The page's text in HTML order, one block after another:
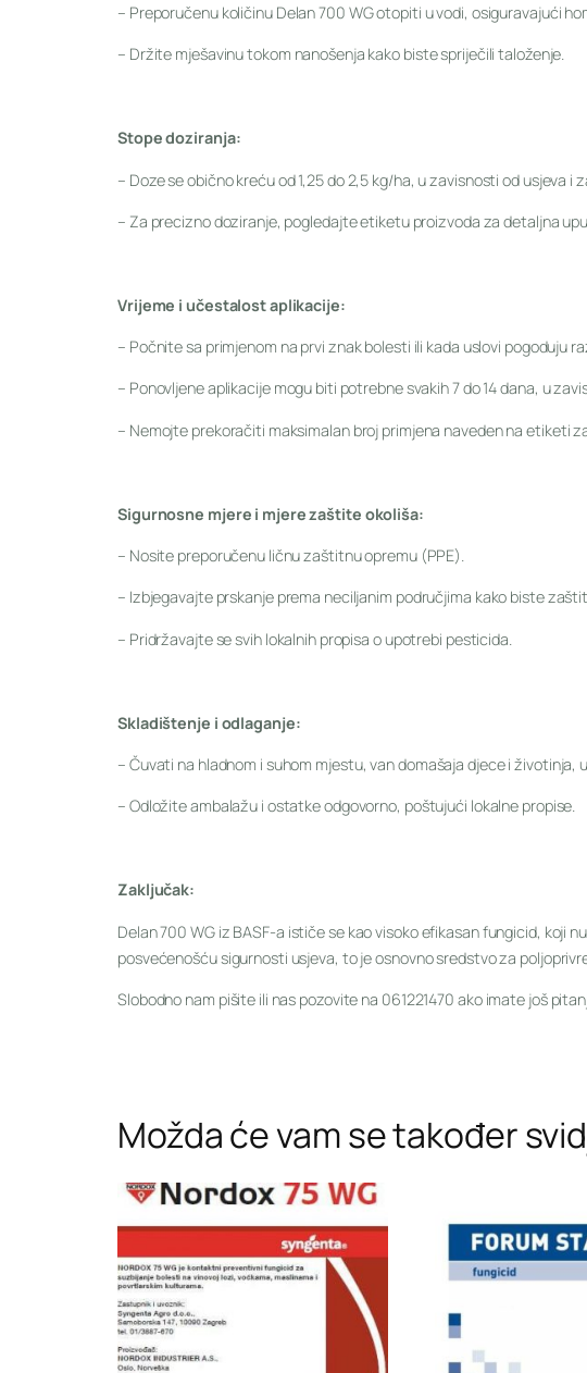
– Preporučenu količinu Delan 700 WG otopiti u vodi, osiguravajući
– Držite mješavinu tokom nanošenja kako biste spriječili taloženje.
Stope doziranja:
– Doze se obično kreću od 1,25 do 2,5 kg/ha, u zavisnosti od usjeva i
– Za precizno doziranje, pogledajte etiketu proizvoda za detaljna
Vrijeme i učestalost aplikacije:
– Počnite sa primjenom na prvi znak bolesti ili kada uslovi pogoduju
– Ponovljene aplikacije mogu biti potrebne svakih 7 do 14 dana, u
– Nemojte prekoračiti maksimalan broj primjena naveden na etiketi
Sigurnosne mjere i mjere zaštite okoliša:
– Nosite preporučenu ličnu zaštitnu opremu (PPE).
– Izbjegavajte prskanje prema neciljanim područjima kako biste
– Pridržavajte se svih lokalnih propisa o upotrebi pesticida.
Skladištenje i odlaganje:
– Čuvati na hladnom i suhom mjestu, van domašaja djece i životinja,
– Odložite ambalažu i ostatke odgovorno, poštujući lokalne propise.
Zaključak:
Delan 700 WG iz BASF-a ističe se kao visoko efikasan fungicid, koji
posvećenošću sigurnosti usjeva, to je osnovno sredstvo za
Slobodno nam pišite ili nas pozovite na 061221470 ako imate još
Možda će vam se također